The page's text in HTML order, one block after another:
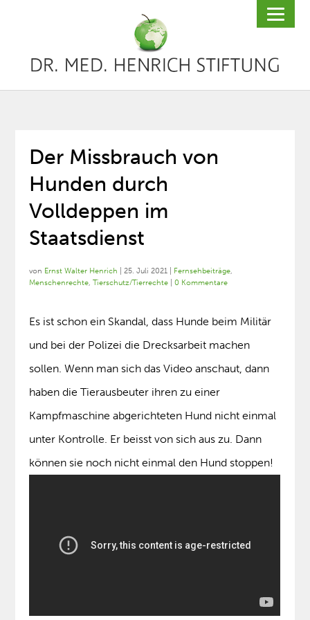
Der Missbrauch von
Hunden durch
Volldeppen im
Staatsdienst
von Ernst Walter Henrich |25. Juli 2021 Fernsehbeiträge,
Menschenrechte,Tierschutz/Tierrechte |0 Kommentare
Es ist schon ein Skandal, dass Hunde beim Militär
und bei der Polizei die Drecksarbeit machen
sollen. Wenn man sich das Video anschaut, dann
haben die Tierausbeuter ihren zu einer
Kampfmaschine abgerichteten Hund nicht einmal
unter Kontrolle. Er beisst von sich aus zu. Dann
können sie noch nicht einmal den Hund stoppen!